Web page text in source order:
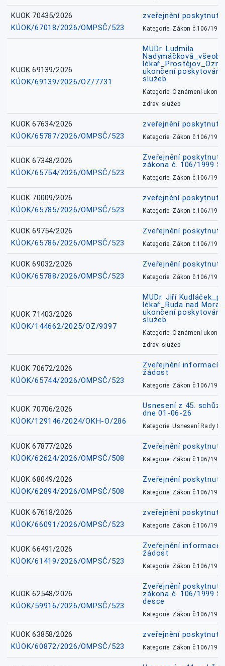
KUOK 70435/2026
KÚOK/67018/2026/OMPSČ/523
zveřejnění
Kategorie: Zákon č.106/1999
KUOK 69139/2026
KÚOK/69139/2026/OZ/7731
MUDr. Ludmila
ukončení
služeb
Kategorie: Oznámení-
zdrav. služeb
KUOK 67634/2026
KÚOK/65787/2026/OMPSČ/523
zveřejnění
Kategorie: Zákon č.106/1999
KUOK 67348/2026
KÚOK/65754/2026/OMPSČ/523
Zveřejnění
zákona č. 106/1999
Kategorie: Zákon č.106/1999
KUOK 70009/2026
KÚOK/65785/2026/OMPSČ/523
zveřejnění
Kategorie: Zákon č.106/1999
KUOK 69754/2026
KÚOK/65786/2026/OMPSČ/523
Zveřejnění
Kategorie: Zákon č.106/1999
KUOK 69032/2026
KÚOK/65788/2026/OMPSČ/523
Zveřejnění
Kategorie: Zákon č.106/1999
KUOK 71403/2026
KÚOK/144662/2025/OZ/9397
MUDr. Jiří
lékař_Ruda nad
ukončení
služeb
Kategorie: Oznámení-
zdrav. služeb
KUOK 70672/2026
KÚOK/65744/2026/OMPSČ/523
Zveřejnění informací
žádost
Kategorie: Zákon č.106/1999
KUOK 70706/2026
KÚOK/129146/2024/OKH-O/286
Usnesení z 45.
dne 01-06-26
Kategorie: Usnesení Rady
KUOK 67877/2026
KÚOK/62624/2026/OMPSČ/508
Zveřejnění
Kategorie: Zákon č.106/1999
KUOK 68049/2026
KÚOK/62894/2026/OMPSČ/508
Zveřejnění
Kategorie: Zákon č.106/1999
KUOK 67618/2026
KÚOK/66091/2026/OMPSČ/523
zveřejnění
Kategorie: Zákon č.106/1999
KUOK 66491/2026
KÚOK/61419/2026/OMPSČ/523
Zveřejnění informace
žádost
Kategorie: Zákon č.106/1999
KUOK 62548/2026
KÚOK/59916/2026/OMPSČ/523
Zveřejnění
zákona č. 106/1999
desce
Kategorie: Zákon č.106/1999
KUOK 63858/2026
KÚOK/60872/2026/OMPSČ/523
zveřejnění
Kategorie: Zákon č.106/1999